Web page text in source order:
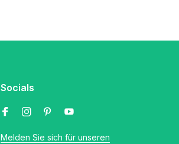
Socials
Melden Sie sich für unseren